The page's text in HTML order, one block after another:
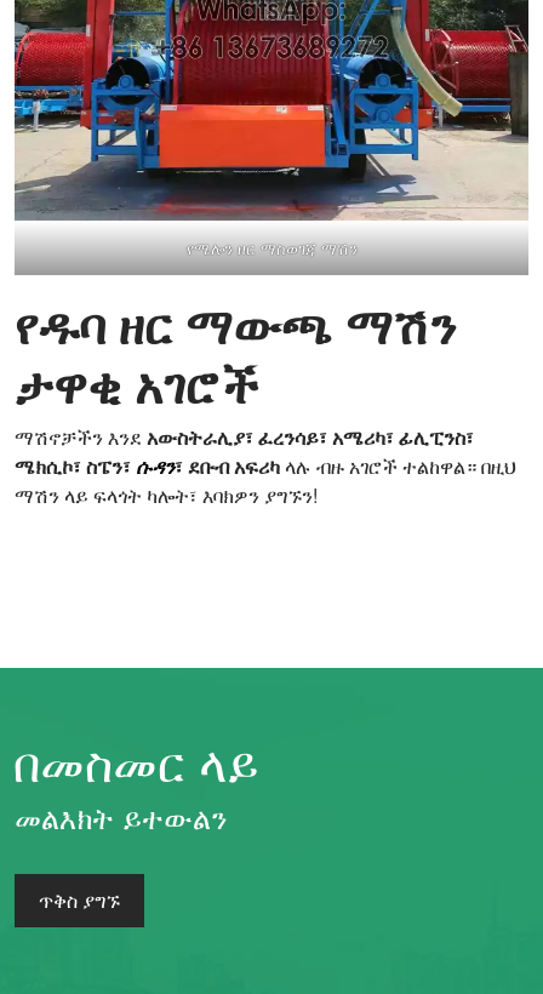
የሜሎን ዘር ማስወገጃ ማሽን
የዱባ ዘር ማውጫ ማሽን
ታዋቂ አገሮች
ማሽኖቻችን እንደ አውስትራሊያ፣ ፈረንሳይ፣ አሜሪካ፣ ፊሊፒንስ፣
ሜክሲኮ፣ ስፔን፣ ሱዳን፣ ደቡብ አፍሪካ ላሉ ብዙ አገሮች ተልከዋል። በዚህ
ማሽን ላይ ፍላጎት ካሎት፣ እባክዎን ያግኙን!
በመስመር ላይ
መልእክት ይተውልን
ጥቅስ ያግኙ